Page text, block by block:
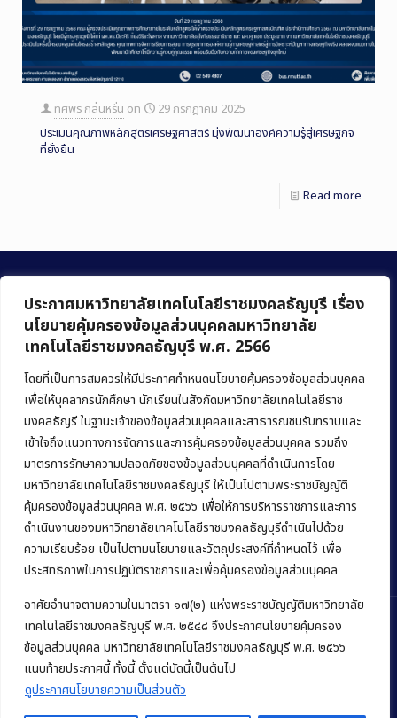
ประกาศมหาวิทยาลัยเทคโนโลยีราชมงคลธัญบุรี เรื่อง
นโยบายคุ้มครองข้อมูลส่วนบุคคลมหาวิทยาลัย
เทคโนโลยีราชมงคลธัญบุรี พ.ศ. 2566
โดยที่เป็นการสมควรให้มีประกาศกำหนดนโยบายคุ้มครองข้อมูลส่วนบุคคล
เพื่อให้บุคลากรนักศึกษา นักเรียนในสังกัดมหาวิทยาลัยเทคโนโลยีราช
มงคลธัญรี ในฐานะเจ้าของข้อมูลส่วนบุคคลและสาธารณชนรับทราบและ
เข้าใจถึงแนวทางการจัดการและการคุ้มครองข้อมูลส่วนบุคคล รวมถึง
มาตรการรักษาความปลอดภัยของข้อมูลส่วนบุคคลที่ดำเนินการโดย
มหาวิทยาลัยเทคโนโลยีราชมงคลธัญบุรี ให้เป็นไปตามพระราชบัญญัติ
คุ้มครองข้อมูลส่วนบุคคล พ.ศ. ๒๕๖๖ เพื่อให้การบริหารราชการและการ
ดำเนินงานของมหาวิทยาลัยเทคโนโลยีราชมงคลธัญบุรีดำเนินไปด้วย
ความเรียบร้อย เป็นไปตามนโยบายและวัตถุประสงค์ที่กำหนดไว้ เพื่อ
ประสิทธิภาพในการปฏิบัติราชการและเพื่อคุ้มครองข้อมูลส่วนบุคคล
อาศัยอำนาจตามความในมาตรา ๑๗(๒) แห่งพระราชบัญญัติมหาวิทยาลัย
เทคโนโลยีราชมงคลธัญบุรี พ.ศ. ๒๕๔๘ จึงประกาศนโยบายคุ้มครอง
ข้อมูลส่วนบุคคล มหาวิทยาลัยเทคโนโลยีราชมงคลธัญบุรี พ.ศ. ๒๕๖๖
แนบท้ายประกาศนี้ ทั้งนี้ ตั้งแต่บัดนี้เป็นต้นไป
ดูประกาศนโยบายความเป็นส่วนตัว
ทศพร กลิ่นหรั่น on
29 กรกฎาคม 2025
ประเมินคุณภาพหลักสูตรเศรษฐศาสตร์ มุ่งพัฒนาองค์ความรู้สู่เศรษฐกิจ
ที่ยั่งยืน
Read more
คณะบริหารธุรกิจ
มหาวิทยาลัยเทคโนโลยีราชมงคลธัญบุรี
39 หมู่ 1 ถนนรังสิต-นครนายก ตำบลคลองหก
อำเภอคลองหลวง จังหวัดปทุมธานี 12120
Phone:+66 (0) 2549 3243,+66 (0) 2549 3241
E-mail:bus@rmutt.ac.th
Copyright © 2022 คณะบริหารธุรกิจ มหาวิทยาลัยเทคโนโลยีราชมงคล
ธัญบุรี